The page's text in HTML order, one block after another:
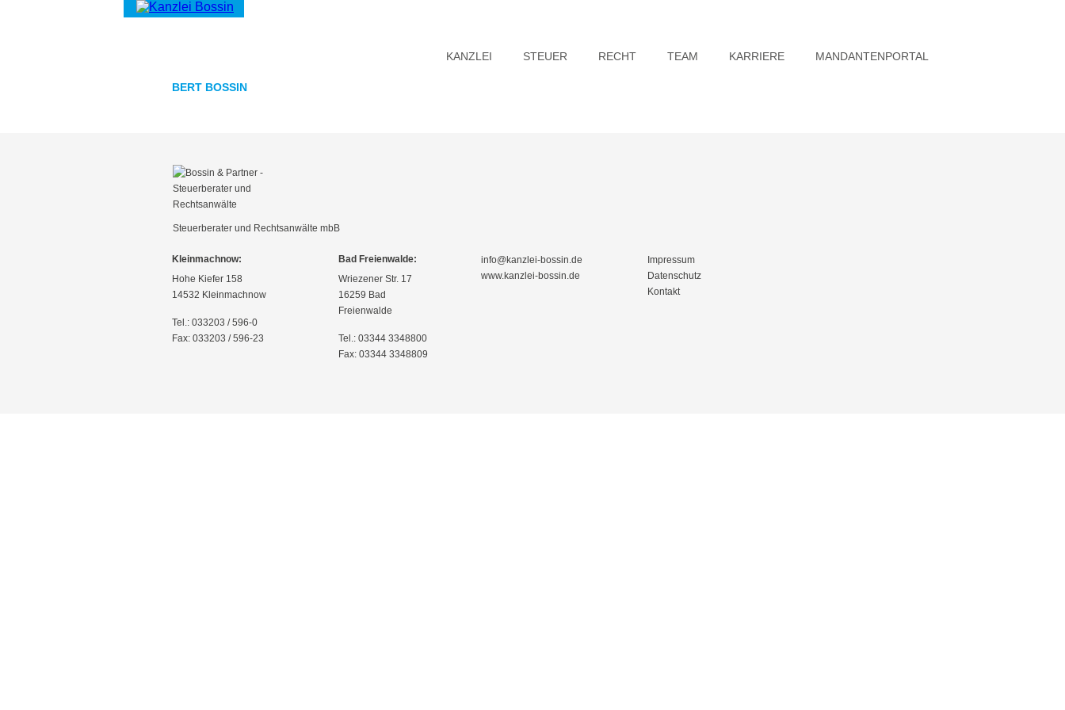
KANZLEI STEUER RECHT TEAM KARRIERE MANDANTENPORTAL
BERT BOSSIN
Steuerberater und Rechtsanwälte mbB
Kleinmachnow:
Hohe Kiefer 158
14532 Kleinmachnow
Tel.: 033203 / 596-0
Fax: 033203 / 596-23
Bad Freienwalde:
Wriezener Str. 17
16259 Bad
Freienwalde
Tel.: 03344 3348800
Fax: 03344 3348809
info@kanzlei-bossin.de
www.kanzlei-bossin.de
Impressum
Datenschutz
Kontakt